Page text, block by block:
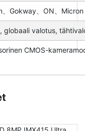
、Gokway、ON、Micron
globaali valotus,
CMOS-